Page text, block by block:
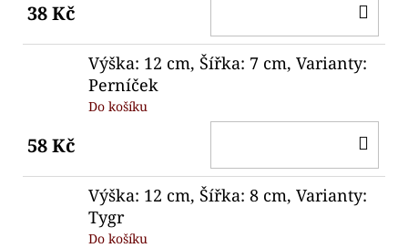
38 Kč
Výška: 12 cm, Šířka: 7 cm, Varianty:
Perníček
Do košíku
58 Kč
Výška: 12 cm, Šířka: 8 cm, Varianty:
Tygr
Do košíku